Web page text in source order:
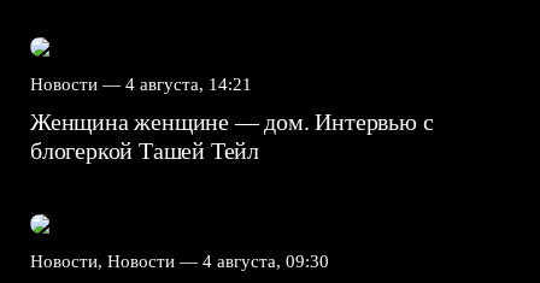
Новости — 4 августа, 14:21
Женщина женщине — дом. Интервью с
блогеркой Ташей Тейл
Новости, Новости — 4 августа, 09:30